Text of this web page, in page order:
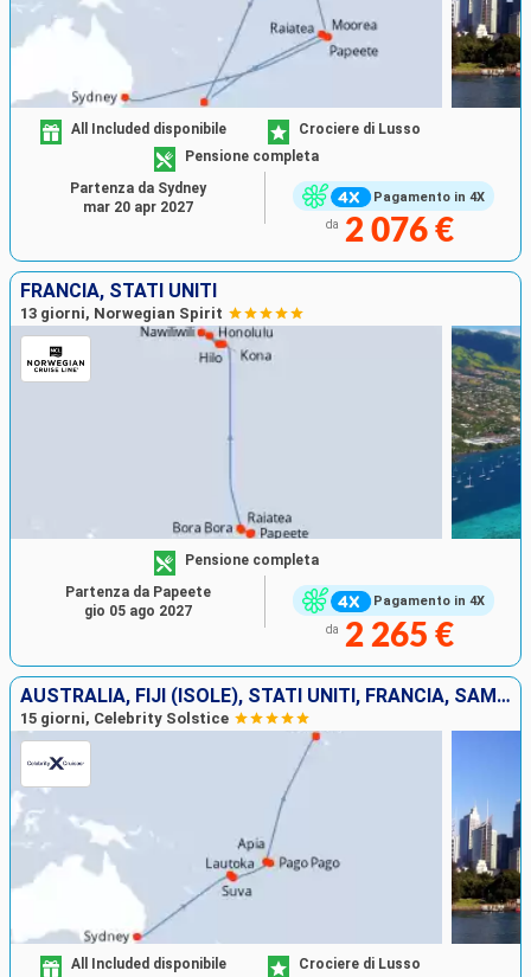
Pagamento in 4X
All Included disponibile
Crociere di Lusso
Pensione completa
da 2 076 €
Partenza da Sydney
mar 20 apr 2027
FRANCIA, STATI UNITI
13 giorni, Norwegian Spirit
Pagamento in 4X
Pensione completa
da 2 265 €
Partenza da Papeete
gio 05 ago 2027
AUSTRALIA, FIJI (ISOLE), STATI UNITI, FRANCIA, SAMOA
15 giorni, Celebrity Solstice
All Included disponibile
Crociere di Lusso